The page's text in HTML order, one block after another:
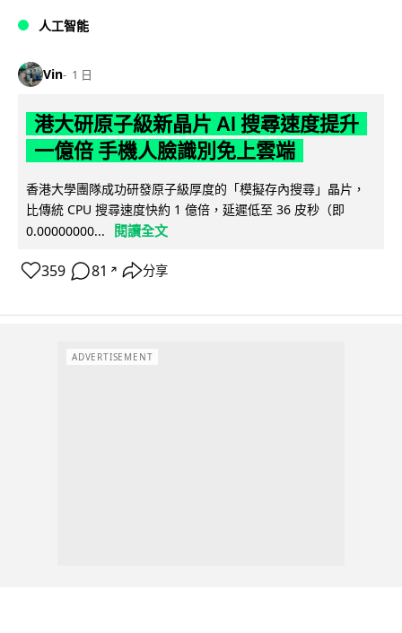
人工智能
Vin 1 日
港大研原子級新晶片 AI 搜尋速度提升
一億倍 手機人臉識別免上雲端
香港大學團隊成功研發原子級厚度的「模擬存內搜尋」晶片，
比傳統 CPU 搜尋速度快約 1 億倍，延遲低至 36 皮秒（即
0.00000000...
閱讀全文
359 81 ↗ 分享
ADVERTISEMENT